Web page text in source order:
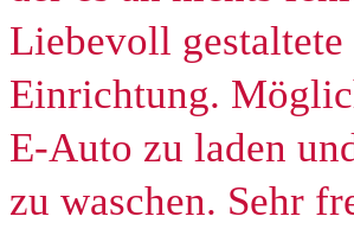
Liebevoll gestaltete
Einrichtung.
E-Auto zu laden
zu waschen. Sehr